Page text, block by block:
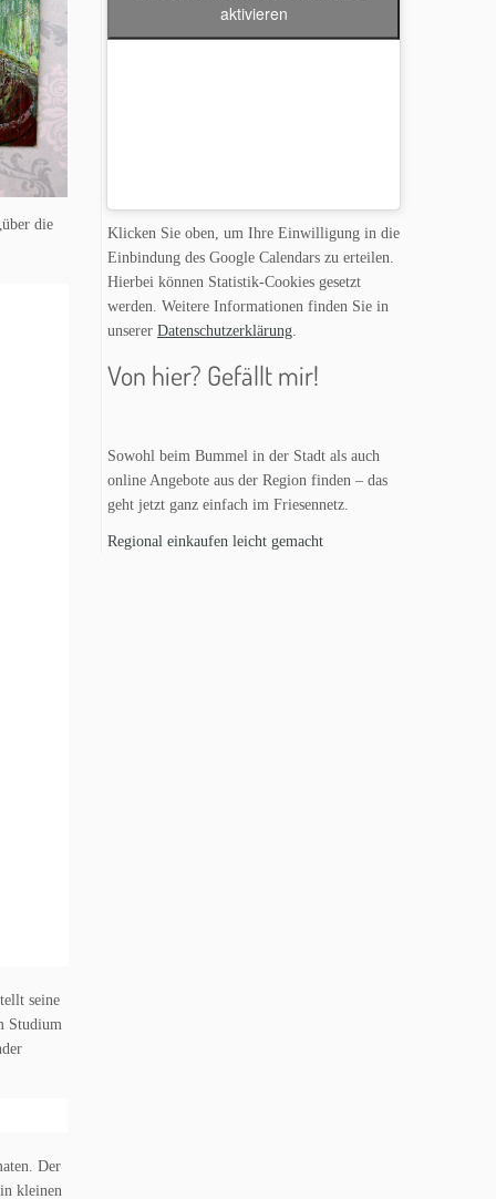
die
seine
Studium
Der
kleinen
aktivieren
Klicken Sie oben, um Ihre Einwilligung in die
Einbindung des Google Calendars zu erteilen.
Hierbei können Statistik-Cookies gesetzt
werden. Weitere Informationen finden Sie in
unserer Datenschutzerklärung.
Von hier? Gefällt mir!
Sowohl beim Bummel in der Stadt als auch
online Angebote aus der Region finden – das
geht jetzt ganz einfach im Friesennetz.
Regional einkaufen leicht gemacht